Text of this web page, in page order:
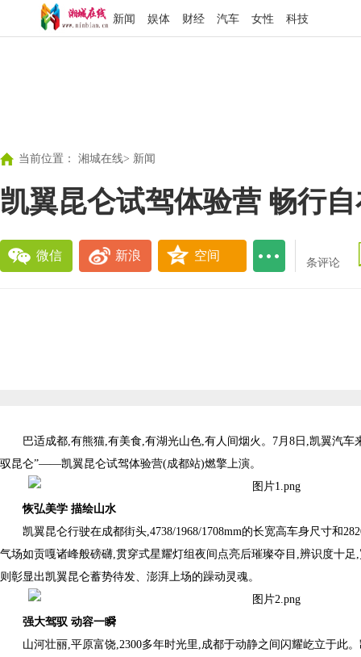
新闻 娱体 财经 汽车 女性 科技
当前位置： 湘城在线> 新闻
凯翼昆仑试驾体验营 畅行
微信 新浪 空间
条评论
巴适成都,有熊猫,有美食,有湖光山色,有人间烟火。7月8日,凯翼汽车
驭昆仑”——凯翼昆仑试驾体验营(成都站)燃擎上演。
恢弘美学 描绘山水
凯翼昆仑行驶在成都街头,4738/1968/1708mm的长宽高车身尺寸和
气场如贡嘎诸峰般磅礴,贯穿式星耀灯组夜间点亮后璀璨夺目,辨识度十
则彰显出凯翼昆仑蓄势待发、澎湃上场的躁动灵魂。
强大驾驭 动容一瞬
山河壮丽,平原富饶,2300多年时光里,成都于动静之间闪耀屹立于此